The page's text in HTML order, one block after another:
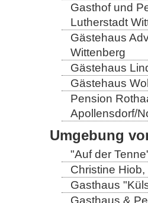
Gasthof und
Lutherstadt
Gästehaus
Wittenberg
Gästehaus
Gästehaus
Pension
Apollensdorf/
Umgebung
"Auf der
Christine
Gasthaus
Gasthaus &